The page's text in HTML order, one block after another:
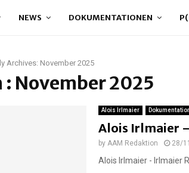
NEWS DOKUMENTATIONEN
Archives: November 2025
November 2025
Alois Irlmaier
Alois Irlmaier
by AAM Redaktion 28/
Alois Irlmaier - Irlmaier